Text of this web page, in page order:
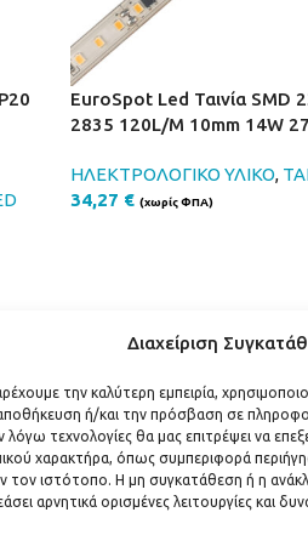
Διαχείριση
την καλύτερη εμπειρία,
ή/και την πρόσβαση σε
λόγω τεχνολογίες θα μας επιτρέψει να
χαρακτήρα, όπως συμπεριφορά
τον ιστότοπο. Η μη συγκατάθεση ή η
αρνητικά ορισμένες λειτουργίες και
EuroSpot Led Ταινία SMD
2835 120L/M 10mm 14W
ΗΛΕΚΤΡΟΛΟΓΙΚΟ ΥΛΙΚΟ,
34,27 € (χωρίς ΦΠΑ)
ΕΞΥΠΗΡΕΤΗΣΗ
Ο Λογαριασμός μου
Πολιτική Επιστροφών
Όροι Χρήσης
Πολιτική Απορρήτου
Τρόποι Πληρωμής